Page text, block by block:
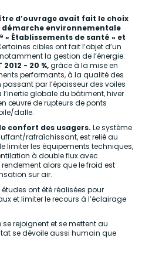
d’ouvrage avait fait le choix
démarche environnementale
« Établissements de santé » et
cibles ont fait l’objet d’un
la gestion de l’énergie.
- 20 %,grâce à la mise en
performants, à la qualité des
par l’épaisseur des voiles
globale du bâtiment, hiver
œuvre de rupteurs de ponts
dalle.
confort des usagers. Le système
rafraîchissant, est relié au
limiter les équipements techniques,
à double flux avec
alors que le froid est
sur air.
ont été réalisées pour
et limiter le recours à l’éclairage
rejoignent et se mettent au
se dévoile aussi humain que